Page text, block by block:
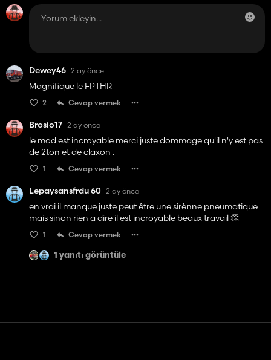
Dewey46 2 ay önce
Magnifique le FPTHR
2 Cevap vermek
Brosio17 2 ay önce
le mod est incroyable merci juste dommage qu'il n'y est pas
de 2ton et de claxon .
1 Cevap vermek
Lepaysansfrdu 60 2 ay önce
en vrai il manque juste peut être une sirènne pneumatique
mais sinon rien a dire il est incroyable beaux travail 👏
1 Cevap vermek
1 yanıtı görüntüle